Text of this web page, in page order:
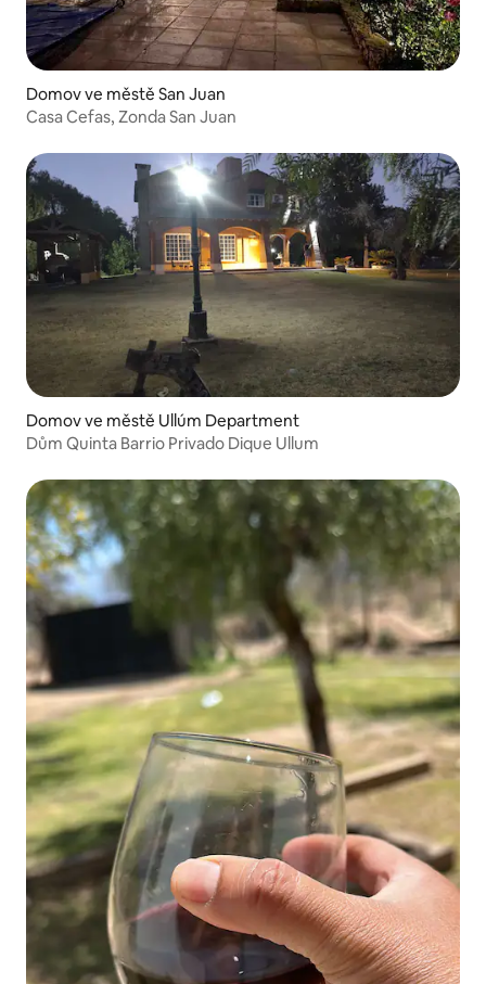
Domov ve městě San Juan
Casa Cefas, Zonda San Juan
Domov ve městě Ullúm Department
Dům Quinta Barrio Privado Dique Ullum